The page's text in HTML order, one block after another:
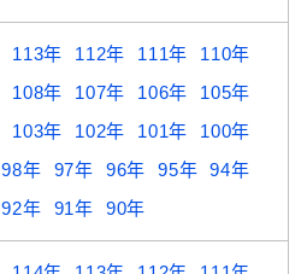
113年 112年 111年
110年
108年 107年 106年
105年
103年 102年 101年
100年
98年 97年 96年 95年
94年
92年 91年 90年